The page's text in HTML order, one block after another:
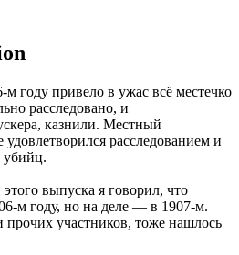
году привело в ужас всё местечко
расследовано, и
казнили. Местный
расследованием и
убийц.
выпуска я говорил, что
м году, но на деле — в 1907-м.
прочих участников, тоже нашлось